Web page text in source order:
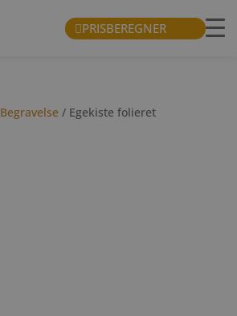
PRISBEREGNER
Begravelse/ Egekiste folieret